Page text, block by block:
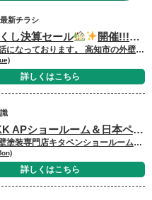
し決算セール 開催!!!2022年6月11日(土)・6月12日(日)・6月13日(月)☆売り尽くし決算セール内容ご紹介第2弾
いつもお世話になっております。 高知市の外壁＆屋根塗装専門店キタペンショールーム事務、間城です。 今回の売り尽くし決算セールご紹介情報はこちら！
詳しくはこちら
新チラシ
研修＠YKK APショールーム＆日本ペイント 四国支店 ㏌香川
高知市の外壁塗装専門店キタペンショールームの営業森本です。 いつもお世話になっております。 日中の気温が３０度になる日もあり、だんだんと夏が近づいてきていますが皆さんも熱中症にならないように、こまめな水分補給などをして対策しましょう
詳しくはこちら